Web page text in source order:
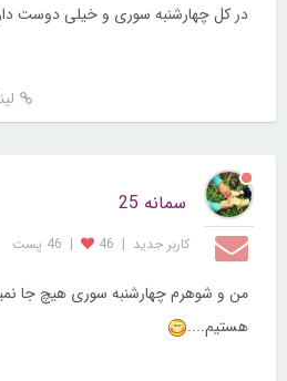
در کل چهارشنبه سوری و خیلی دوست
سمانه 25
کاربر جديد |
46
| 46 پست
من و شوهرم چهارشنبه سوری هیچ جا
هستیم....